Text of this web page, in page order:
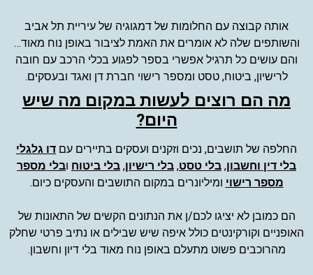
אותה קבוצה עם החלומות של דמגוגיה של עיריית תל אביב
והשותפים שלה לא אומרים את האמת לציבור באופן נוח מאוד…
והם עושים כל תרגיל אפשרי בספר לפגוע בכלי הרכב עם חובה
לרישיון, ביטוח, טסט ומספר רישוי חברת דן ואגד ובעסקים.
מה הם רוצים לעשות במקום מה שיש
היום?
החלפה של תושבים, נכים וזקנים ועסקים בתיירים עם דו גלגלי
בלי דין וחשבון, בלי טסט, בלי רישיון, בלי ביטוח ובלי מספר
מספר רישוי ומיליונרים במקום התושבים והעסקים כיום.
הם כמובן לא יציגו לכם/ן את הנתונים הקשים של התאונות של
האופניים וקורקינטים כולל איפה שיש שבילים או נתיב פרטי שחלק
מהרוכבים פשוט מתעלם באופן נוח מאוד בלי דיון וחשבון.